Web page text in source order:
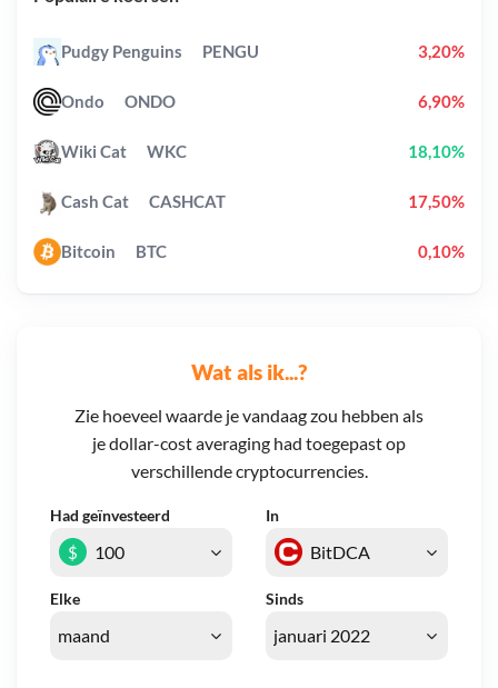
Wat als ik...?
Zie hoeveel waarde je vandaag zou hebben als
je dollar-cost averaging had toegepast op
verschillende cryptocurrencies.
Had geïnvesteerd In
Elke Sinds
$
Pudgy Penguins PENGU 3,20%
Ondo ONDO 6,90%
Wiki Cat WKC 18,10%
Cash Cat CASHCAT 17,50%
Bitcoin BTC 0,10%